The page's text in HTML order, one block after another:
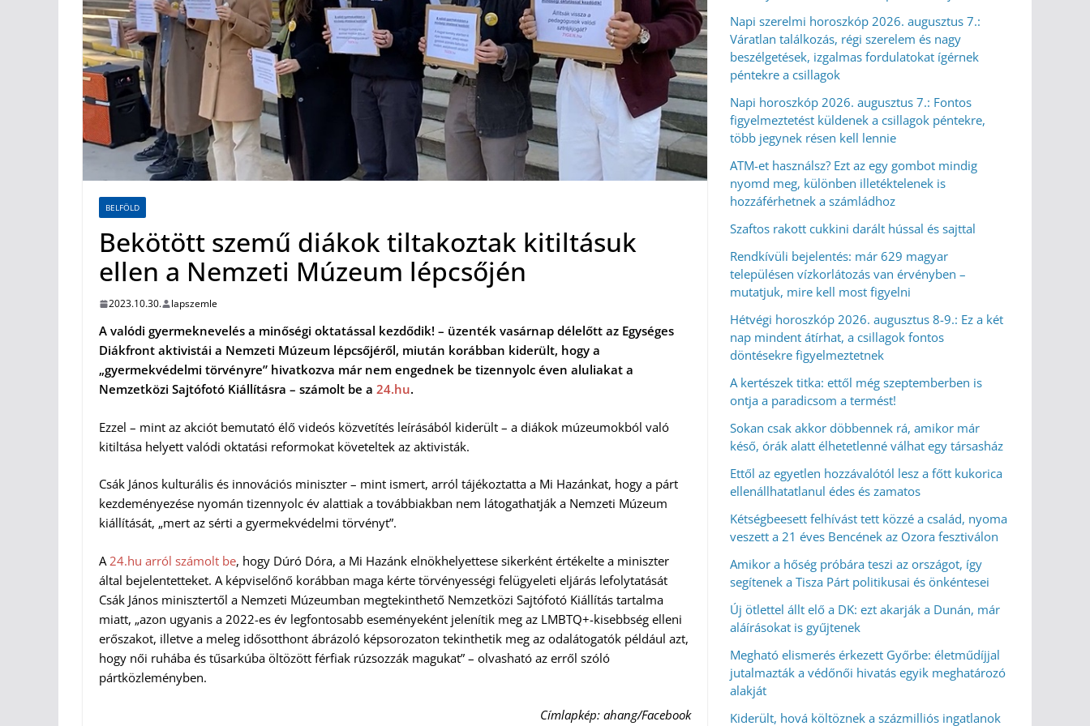
BELFÖLD
Bekötött szemű diákok tiltakoztak kitiltásuk
ellen a Nemzeti Múzeum lépcsőjén
2023.10.30. lapszemle
A valódi gyermeknevelés a minőségi oktatással kezdődik! – üzenték vasárnap délelőtt az Egységes
Diákfront aktivistái a Nemzeti Múzeum lépcsőjéről, miután korábban kiderült, hogy a
„gyermekvédelmi törvényre” hivatkozva már nem engednek be tizennyolc éven aluliakat a
Nemzetközi Sajtófotó Kiállításra – számolt be a 24.hu.
Ezzel – mint az akciót bemutató élő videós közvetítés leírásából kiderült – a diákok múzeumokból való
kitiltása helyett valódi oktatási reformokat követeltek az aktivisták.
Csák János kulturális és innovációs miniszter – mint ismert, arról tájékoztatta a Mi Hazánkat, hogy a párt
kezdeményezése nyomán tizennyolc év alattiak a továbbiakban nem látogathatják a Nemzeti Múzeum
kiállítását, „mert az sérti a gyermekvédelmi törvényt”.
A 24.hu arról számolt be, hogy Dúró Dóra, a Mi Hazánk elnökhelyettese sikerként értékelte a miniszter
által bejelentetteket. A képviselőnő korábban maga kérte törvényességi felügyeleti eljárás lefolytatását
Csák János minisztertől a Nemzeti Múzeumban megtekinthető Nemzetközi Sajtófotó Kiállítás tartalma
miatt, „azon ugyanis a 2022-es év legfontosabb eseményeként jelenítik meg az LMBTQ+-kisebbség elleni
erőszakot, illetve a meleg idősotthont ábrázoló képsorozaton tekinthetik meg az odalátogatók például azt,
hogy női ruhába és tűsarkúba öltözött férfiak rúzsozzák magukat” – olvasható az erről szóló
pártközleményben.
Címlapkép: ahang/Facebook
Napi szerelmi horoszkóp 2026. augusztus 7.:
Váratlan találkozás, régi szerelem és nagy
beszélgetések, izgalmas fordulatokat ígérnek
péntekre a csillagok
Napi horoszkóp 2026. augusztus 7.: Fontos
figyelmeztetést küldenek a csillagok péntekre,
több jegynek résen kell lennie
ATM-et használsz? Ezt az egy gombot mindig
nyomd meg, különben illetéktelenek is
hozzáférhetnek a számládhoz
Szaftos rakott cukkini darált hússal és sajttal
Rendkívüli bejelentés: már 629 magyar
településen vízkorlátozás van érvényben –
mutatjuk, mire kell most figyelni
Hétvégi horoszkóp 2026. augusztus 8-9.: Ez a két
nap mindent átírhat, a csillagok fontos
döntésekre figyelmeztetnek
A kertészek titka: ettől még szeptemberben is
ontja a paradicsom a termést!
Sokan csak akkor döbbennek rá, amikor már
késő, órák alatt élhetetlenné válhat egy társasház
Ettől az egyetlen hozzávalótól lesz a főtt kukorica
ellenállhatatlanul édes és zamatos
Kétségbeesett felhívást tett közzé a család, nyoma
veszett a 21 éves Bencének az Ozora fesztiválon
Amikor a hőség próbára teszi az országot, így
segítenek a Tisza Párt politikusai és önkéntesei
Új ötlettel állt elő a DK: ezt akarják a Dunán, már
aláírásokat is gyűjtenek
Megható elismerés érkezett Győrbe: életműdíjjal
jutalmazták a védőnői hivatás egyik meghatározó
alakját
Kiderült, hová költöznek a százmilliós ingatlanok